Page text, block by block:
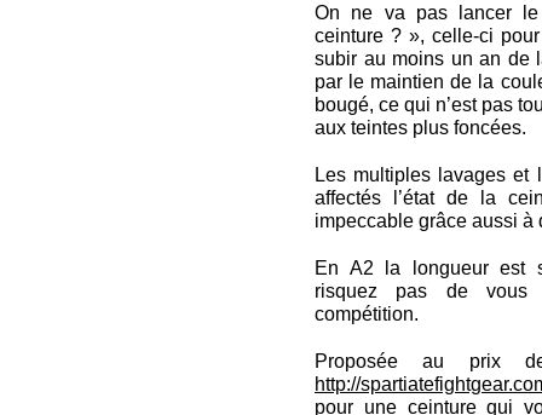
On ne va pas lancer
ceinture ? », celle-ci
subir au moins un an de
par le maintien de la
bougé, ce qui n’est pas
aux teintes plus foncées.
Les multiples lavages et
affectés l’état de la
impeccable grâce aussi à
En A2 la longueur est
risquez pas de vous
compétition.
Proposée au prix
http://
pour une ceinture qui